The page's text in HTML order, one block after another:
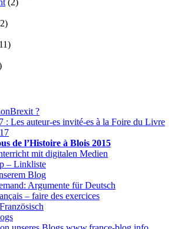
(2)
?
Les auteur-es invité-es à la Foire du Livre
de l’Histoire à Blois 2015
mit digitalen Medien
– Linkliste
Blog
Argumente für Deutsch
– faire des exercices